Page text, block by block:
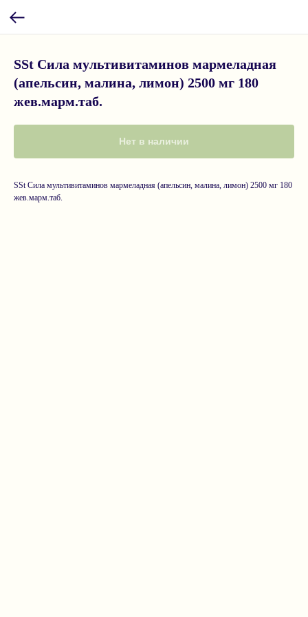
SSt Сила мультивитаминов мармеладная
(апельсин, малина, лимон) 2500 мг 180
жев.марм.таб.
Нет в наличии
SSt Сила мультивитаминов мармеладная (апельсин, малина, лимон) 2500 мг 180
жев.марм.таб.